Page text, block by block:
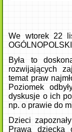
We wtorek 22
Była to
rozwijających
temat praw
Poziomek
dyskusje o ich
np. o prawie do
Dzieci
Prawa dziecka